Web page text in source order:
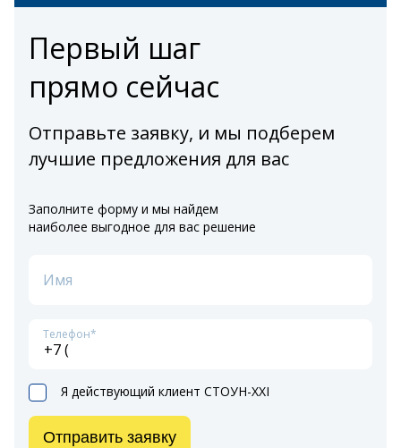
Первый шаг
прямо сейчас
Отправьте заявку, и мы подберем
лучшие предложения для вас
Заполните форму и мы найдем
наиболее выгодное для вас решение
Имя
Телефон*
Я действующий клиент СТОУН-XXI
Отправить заявку